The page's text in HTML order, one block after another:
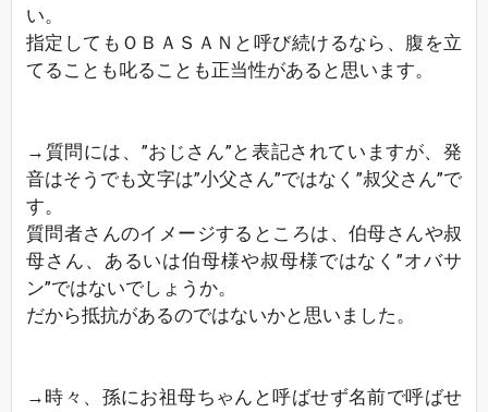
い。
指定してもＯＢＡＳＡＮと呼び続けるなら、腹を立
てることも叱ることも正当性があると思います。
→質問には、”おじさん”と表記されていますが、発
音はそうでも文字は”小父さん”ではなく”叔父さん”で
す。
質問者さんのイメージするところは、伯母さんや叔
母さん、あるいは伯母様や叔母様ではなく”オバサ
ン”ではないでしょうか。
だから抵抗があるのではないかと思いました。
→時々、孫にお祖母ちゃんと呼ばせず名前で呼ばせ